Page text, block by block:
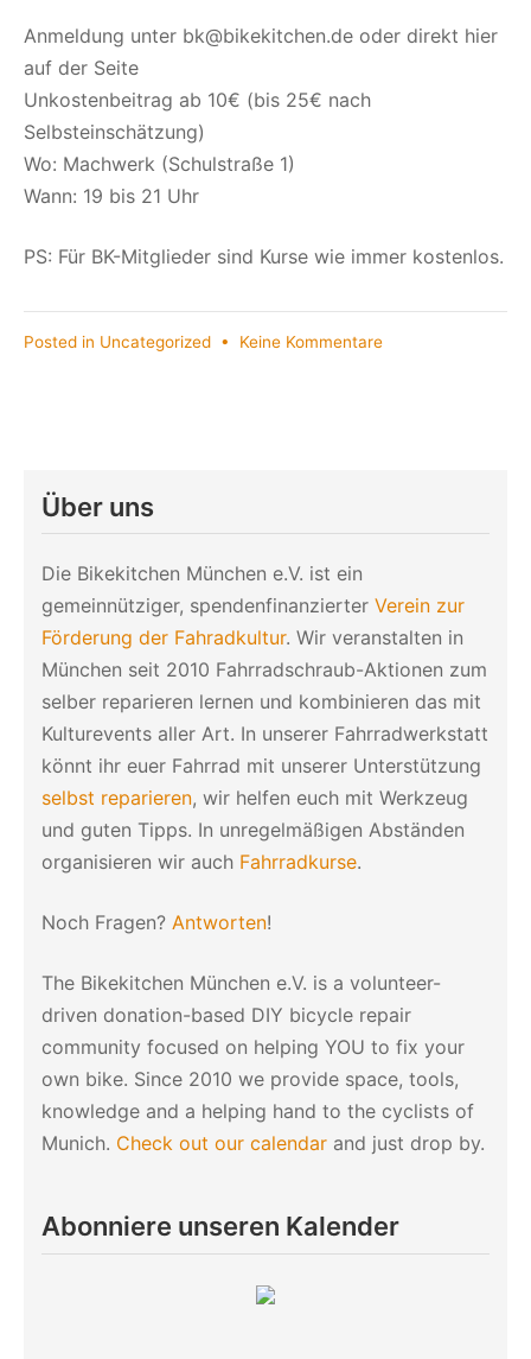
Anmeldung unter bk@bikekitchen.de oder direkt hier
auf der Seite
Unkostenbeitrag ab 10€ (bis 25€ nach
Selbsteinschätzung)
Wo: Machwerk (Schulstraße 1)
Wann: 19 bis 21 Uhr
PS: Für BK-Mitglieder sind Kurse wie immer kostenlos.
Posted in Uncategorized • Keine Kommentarezu
Über uns
Die Bikekitchen München e.V. ist ein
gemeinnütziger, spendenfinanzierter Verein zur
Förderung der Fahradkultur. Wir veranstalten in
München seit 2010 Fahrradschraub-Aktionen zum
selber reparieren lernen und kombinieren das mit
Kulturevents aller Art. In unserer Fahrradwerkstatt
könnt ihr euer Fahrrad mit unserer Unterstützung
selbst reparieren, wir helfen euch mit Werkzeug
und guten Tipps. In unregelmäßigen Abständen
organisieren wir auch Fahrradkurse.
Noch Fragen? Antworten!
The Bikekitchen München e.V. is a volunteer-
driven donation-based DIY bicycle repair
community focused on helping YOU to fix your
own bike. Since 2010 we provide space, tools,
knowledge and a helping hand to the cyclists of
Munich. Check out our calendar and just drop by.
Abonniere unseren Kalender